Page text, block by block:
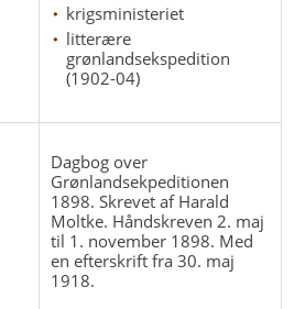
krigsministeriet
litterære
grønlandsekspedition
(1902-04)
Dagbog over
Grønlandsekpeditionen
1898. Skrevet af Harald
Moltke. Håndskreven 2. maj
til 1. november 1898. Med
en efterskrift fra 30. maj
1918.